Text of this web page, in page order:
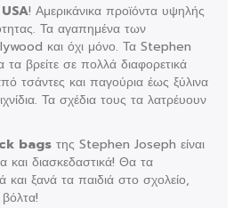
! Αμερικάνικα προϊόντα υψηλής
Τα αγαπημένα των
και όχι μόνο. Τα Stephen
βρείτε σε πολλά διαφορετικά
τσάντες και παγούρια έως ξύλινα
Τα σχέδια τους τα λατρέυουν
bags της Stephen Joseph είναι
και διασκεδαστικά! Θα τα
και ξανά τα παιδιά στο σχολείο,